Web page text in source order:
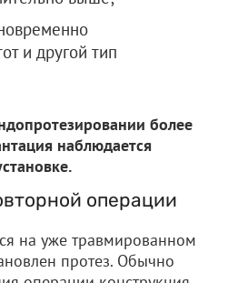
и другой тип
более
наблюдается
операции
на уже травмированном
протез. Обычно